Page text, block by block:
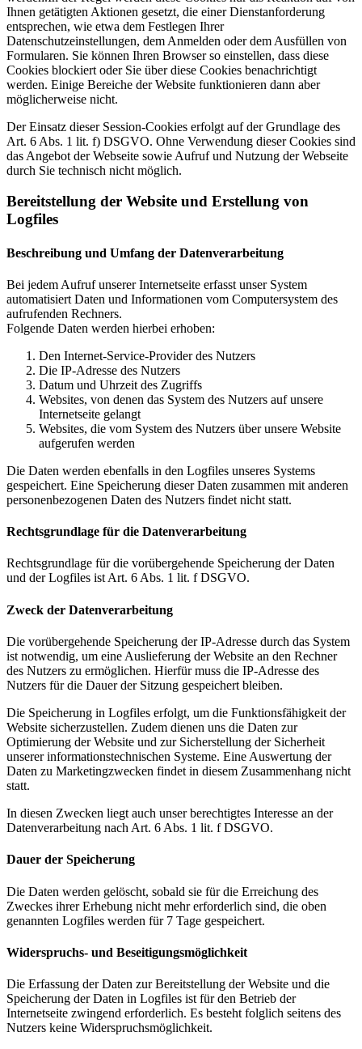
Ihnen getätigten Aktionen gesetzt, die einer Dienstanforderung
entsprechen, wie etwa dem Festlegen Ihrer
Datenschutzeinstellungen, dem Anmelden oder dem Ausfüllen von
Formularen. Sie können Ihren Browser so einstellen, dass diese
Cookies blockiert oder Sie über diese Cookies benachrichtigt
werden. Einige Bereiche der Website funktionieren dann aber
möglicherweise nicht.
Der Einsatz dieser Session-Cookies erfolgt auf der Grundlage des
Art. 6 Abs. 1 lit. f) DSGVO. Ohne Verwendung dieser Cookies sind
das Angebot der Webseite sowie Aufruf und Nutzung der Webseite
durch Sie technisch nicht möglich.
Bereitstellung der Website und Erstellung von
Logfiles
Beschreibung und Umfang der Datenverarbeitung
Bei jedem Aufruf unserer Internetseite erfasst unser System
automatisiert Daten und Informationen vom Computersystem des
aufrufenden Rechners.
Folgende Daten werden hierbei erhoben:
Den Internet-Service-Provider des Nutzers
Die IP-Adresse des Nutzers
Datum und Uhrzeit des Zugriffs
Websites, von denen das System des Nutzers auf unsere
Internetseite gelangt
Websites, die vom System des Nutzers über unsere Website
aufgerufen werden
Die Daten werden ebenfalls in den Logfiles unseres Systems
gespeichert. Eine Speicherung dieser Daten zusammen mit anderen
personenbezogenen Daten des Nutzers findet nicht statt.
Rechtsgrundlage für die Datenverarbeitung
Rechtsgrundlage für die vorübergehende Speicherung der Daten
und der Logfiles ist Art. 6 Abs. 1 lit. f DSGVO.
Zweck der Datenverarbeitung
Die vorübergehende Speicherung der IP-Adresse durch das System
ist notwendig, um eine Auslieferung der Website an den Rechner
des Nutzers zu ermöglichen. Hierfür muss die IP-Adresse des
Nutzers für die Dauer der Sitzung gespeichert bleiben.
Die Speicherung in Logfiles erfolgt, um die Funktionsfähigkeit der
Website sicherzustellen. Zudem dienen uns die Daten zur
Optimierung der Website und zur Sicherstellung der Sicherheit
unserer informationstechnischen Systeme. Eine Auswertung der
Daten zu Marketingzwecken findet in diesem Zusammenhang nicht
statt.
In diesen Zwecken liegt auch unser berechtigtes Interesse an der
Datenverarbeitung nach Art. 6 Abs. 1 lit. f DSGVO.
Dauer der Speicherung
Die Daten werden gelöscht, sobald sie für die Erreichung des
Zweckes ihrer Erhebung nicht mehr erforderlich sind, die oben
genannten Logfiles werden für 7 Tage gespeichert.
Widerspruchs- und Beseitigungsmöglichkeit
Die Erfassung der Daten zur Bereitstellung der Website und die
Speicherung der Daten in Logfiles ist für den Betrieb der
Internetseite zwingend erforderlich. Es besteht folglich seitens des
Nutzers keine Widerspruchsmöglichkeit.